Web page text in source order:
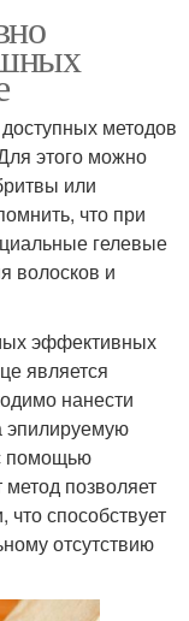
методов
этого можно
или
что при
гелевые
волосков и
эффективных
является
нанести
эпилируемую
помощью
позволяет
способствует
отсутствию